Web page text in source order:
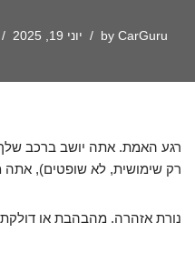
by CarGuru יוני 19, 2025
רגע האמת. אתה יושב ברכב
רק שימושית, לא שופטים),
נורת אזהרה. מהבהבת או